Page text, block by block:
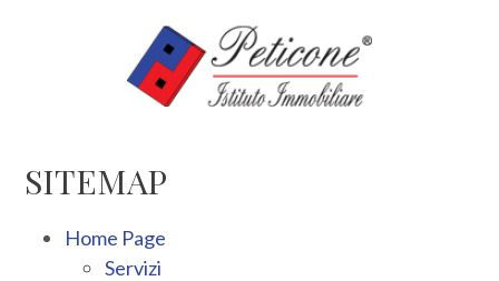
SITEMAP
Home Page
Servizi
IMMOBILI
CASE
Contratto
Qualsiasi